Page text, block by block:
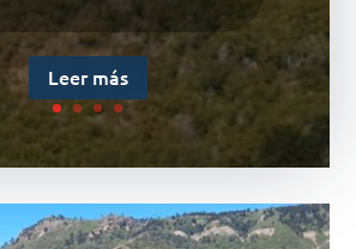
Leer más